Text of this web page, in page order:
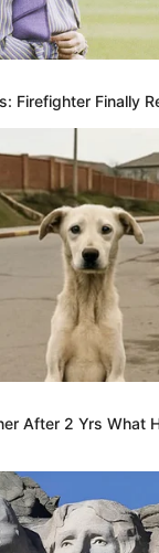
On Trump's
Firefighter Finally
After 2 Yrs What